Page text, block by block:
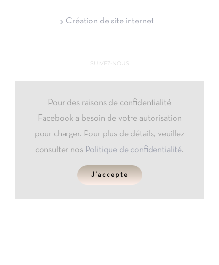
Création de site internet
SUIVEZ-NOUS
Pour des raisons de confidentialité
Facebook a besoin de votre autorisation
pour charger. Pour plus de détails, veuillez
consulter nos Politique de confidentialité.
J'accepte